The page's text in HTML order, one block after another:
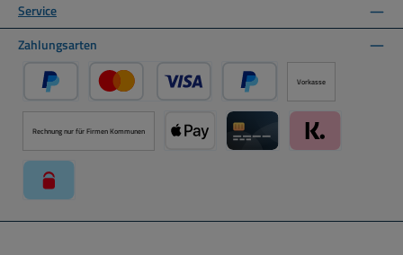
Service
Zahlungsarten
PayPal Kredit- oder Debitkarte über PayPal
Später Bezahlen über PayPal
Vorkasse
Rechnung nur für Firmen Kommunen